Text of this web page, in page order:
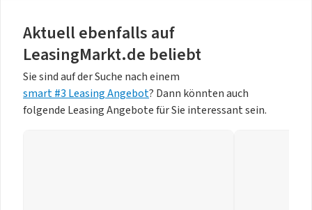
Aktuell ebenfalls auf
LeasingMarkt.de beliebt
Sie sind auf der Suche nach einem
smart #3 Leasing Angebot? Dann könnten auch
folgende Leasing Angebote für Sie interessant sein.